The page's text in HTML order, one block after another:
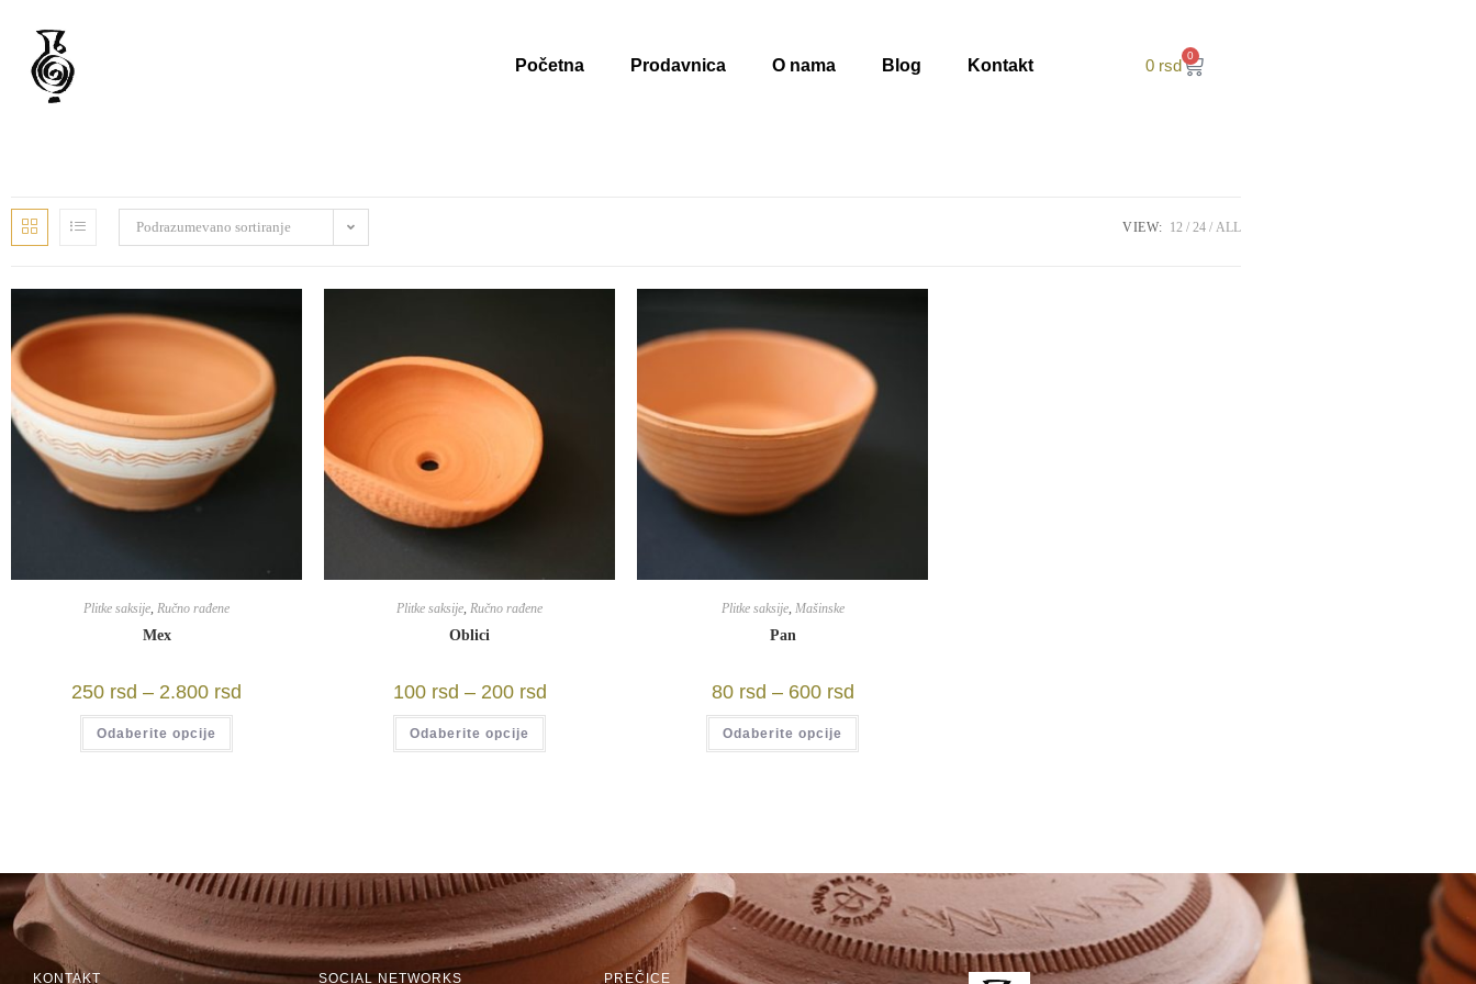
Početna Prodavnica O nama Blog Kontakt 0 rsd
0
Podrazumevano sortiranje VIEW: 12 24 ALL
Plitke saksije, Ručno rađene
Mex
250 rsd – 2.800 rsd
Odaberite opcije
Plitke saksije, Ručno rađene
Oblici
100 rsd – 200 rsd
Odaberite opcije
Plitke saksije, Mašinske
Pan
80 rsd – 600 rsd
Odaberite opcije
KONTAKT SOCIAL NETWORKS PREČICE